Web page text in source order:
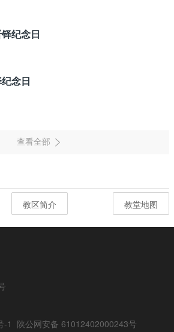
纪念日
念日
教区简介 教堂地图
-1 陕公网安备 61012402000243号